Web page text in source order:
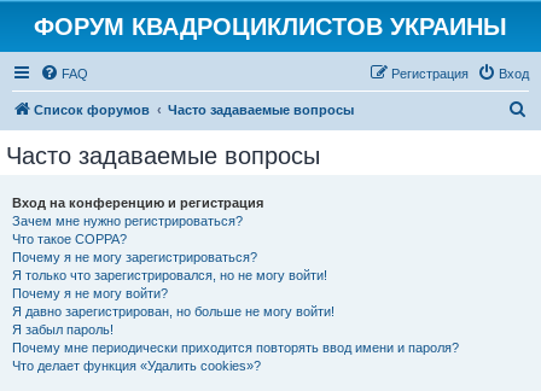
ФОРУМ КВАДРОЦИКЛИСТОВ УКРАИНЫ
FAQ Вход
Регистрация
Список форумов Часто задаваемые вопросы
Часто задаваемые вопросы
Вход на конференцию и регистрация
Зачем мне нужно регистрироваться?
Что такое COPPA?
Почему я не могу зарегистрироваться?
Я только что зарегистрировался, но не могу войти!
Почему я не могу войти?
Я давно зарегистрирован, но больше не могу войти!
Я забыл пароль!
Почему мне периодически приходится повторять ввод имени и пароля?
Что делает функция «Удалить cookies»?